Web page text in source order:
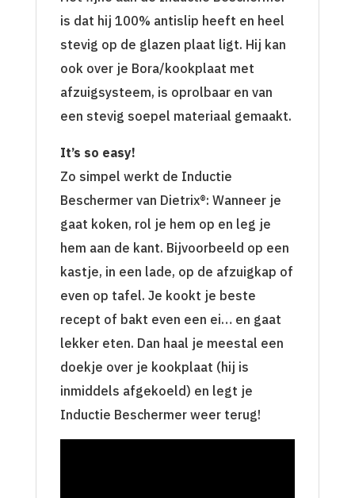
is dat hij 100% antislip heeft en heel
stevig op de glazen plaat ligt. Hij kan
ook over je Bora/kookplaat met
afzuigsysteem, is oprolbaar en van
een stevig soepel materiaal gemaakt.
It’s so easy!
Zo simpel werkt de Inductie
Beschermer van Dietrix®: Wanneer je
gaat koken, rol je hem op en leg je
hem aan de kant. Bijvoorbeeld op een
kastje, in een lade, op de afzuigkap of
even op tafel. Je kookt je beste
recept of bakt even een ei… en gaat
lekker eten. Dan haal je meestal een
doekje over je kookplaat (hij is
inmiddels afgekoeld) en legt je
Inductie Beschermer weer terug!